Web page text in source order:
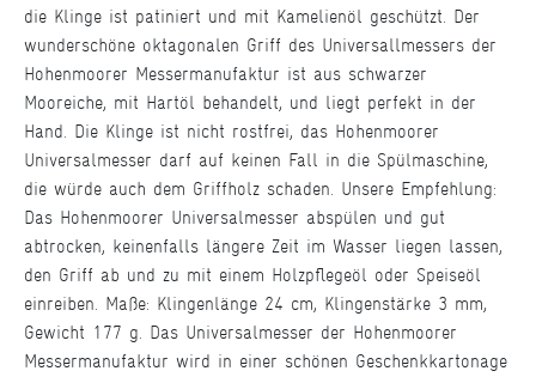
die Klinge ist patiniert und mit Kamelienöl geschützt. Der
wunderschöne oktagonalen Griff des Universallmessers der
Hohenmoorer Messermanufaktur ist aus schwarzer
Mooreiche, mit Hartöl behandelt, und liegt perfekt in der
Hand. Die Klinge ist nicht rostfrei, das Hohenmoorer
Universalmesser darf auf keinen Fall in die Spülmaschine,
die würde auch dem Griffholz schaden. Unsere Empfehlung:
Das Hohenmoorer Universalmesser abspülen und gut
abtrocken, keinenfalls längere Zeit im Wasser liegen lassen,
den Griff ab und zu mit einem Holzpflegeöl oder Speiseöl
einreiben. Maße: Klingenlänge 24 cm, Klingenstärke 3 mm,
Gewicht 177 g. Das Universalmesser der Hohenmoorer
Messermanufaktur wird in einer schönen Geschenkkartonage